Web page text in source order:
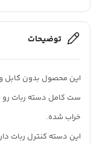
توضیحات
این محصول بدون
ست کامل دسته ربات رو
خراب شده.